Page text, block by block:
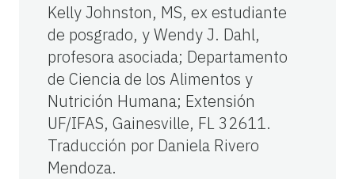
Kelly Johnston, MS, ex estudiante
de posgrado, y Wendy J. Dahl,
profesora asociada; Departamento
de Ciencia de los Alimentos y
Nutrición Humana; Extensión
UF/IFAS, Gainesville, FL 32611.
Traducción por Daniela Rivero
Mendoza.